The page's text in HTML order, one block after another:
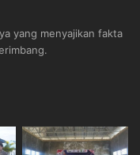
yang menyajikan fakta